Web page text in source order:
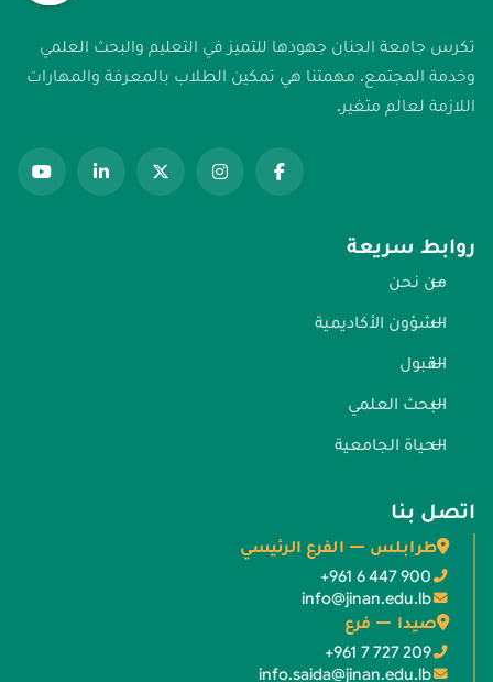
تكرس جامعة الجنان جهودها للتميز في التعليم والبحث العلمي
وخدمة المجتمع. مهمتنا هي تمكين الطلاب بالمعرفة والمهارات
اللازمة لعالم متغير.
روابط سريعة
من نحن
الشؤون الأكاديمية
القبول
البحث العلمي
الحياة الجامعية
اتصل بنا
طرابلس — الفرع الرئيسي
+961 6 447 900
info@jinan.edu.lb
صيدا — فرع
+961 7 727 209
info.saida@jinan.edu.lb